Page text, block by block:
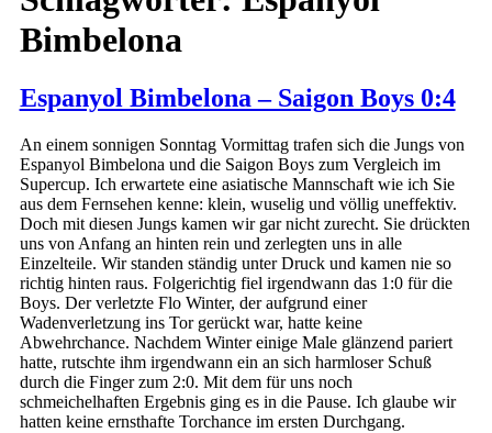
Bimbelona
Espanyol Bimbelona – Saigon Boys 0:4
An einem sonnigen Sonntag Vormittag trafen sich die Jungs von
Espanyol Bimbelona und die Saigon Boys zum Vergleich im
Supercup. Ich erwartete eine asiatische Mannschaft wie ich Sie
aus dem Fernsehen kenne: klein, wuselig und völlig uneffektiv.
Doch mit diesen Jungs kamen wir gar nicht zurecht. Sie drückten
uns von Anfang an hinten rein und zerlegten uns in alle
Einzelteile. Wir standen ständig unter Druck und kamen nie so
richtig hinten raus. Folgerichtig fiel irgendwann das 1:0 für die
Boys. Der verletzte Flo Winter, der aufgrund einer
Wadenverletzung ins Tor gerückt war, hatte keine
Abwehrchance. Nachdem Winter einige Male glänzend pariert
hatte, rutschte ihm irgendwann ein an sich harmloser Schuß
durch die Finger zum 2:0. Mit dem für uns noch
schmeichelhaften Ergebnis ging es in die Pause. Ich glaube wir
hatten keine ernsthafte Torchance im ersten Durchgang.